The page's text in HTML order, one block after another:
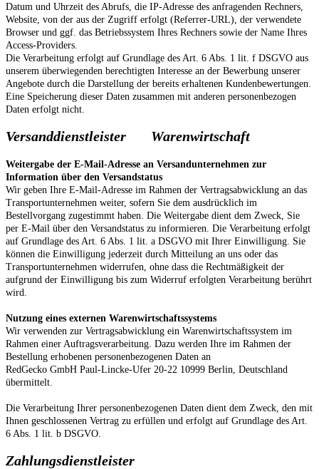
Datum und Uhrzeit des Abrufs, die IP-Adresse des anfragenden Rechners,
Website, von der aus der Zugriff erfolgt (Referrer-URL), der verwendete
Browser und ggf. das Betriebssystem Ihres Rechners sowie der Name Ihres
Access-Providers.
Die Verarbeitung erfolgt auf Grundlage des Art. 6 Abs. 1 lit. f DSGVO aus
unserem überwiegenden berechtigten Interesse an der Bewerbung unserer
Angebote durch die Darstellung der bereits erhaltenen Kundenbewertungen.
Eine Speicherung dieser Daten zusammen mit anderen personenbezogen
Daten erfolgt nicht.
Versanddienstleister Warenwirtschaft
Weitergabe der E-Mail-Adresse an Versandunternehmen zur
Information über den Versandstatus
Wir geben Ihre E-Mail-Adresse im Rahmen der Vertragsabwicklung an das
Transportunternehmen weiter, sofern Sie dem ausdrücklich im
Bestellvorgang zugestimmt haben. Die Weitergabe dient dem Zweck, Sie
per E-Mail über den Versandstatus zu informieren. Die Verarbeitung erfolgt
auf Grundlage des Art. 6 Abs. 1 lit. a DSGVO mit Ihrer Einwilligung. Sie
können die Einwilligung jederzeit durch Mitteilung an uns oder das
Transportunternehmen widerrufen, ohne dass die Rechtmäßigkeit der
aufgrund der Einwilligung bis zum Widerruf erfolgten Verarbeitung berührt
wird.
Nutzung eines externen Warenwirtschaftssystems
Wir verwenden zur Vertragsabwicklung ein Warenwirtschaftssystem im
Rahmen einer Auftragsverarbeitung. Dazu werden Ihre im Rahmen der
Bestellung erhobenen personenbezogenen Daten an
RedGecko GmbH Paul-Lincke-Ufer 20-22 10999 Berlin, Deutschland
übermittelt.
Die Verarbeitung Ihrer personenbezogenen Daten dient dem Zweck, den mit
Ihnen geschlossenen Vertrag zu erfüllen und erfolgt auf Grundlage des Art.
6 Abs. 1 lit. b DSGVO.
Zahlungsdienstleister